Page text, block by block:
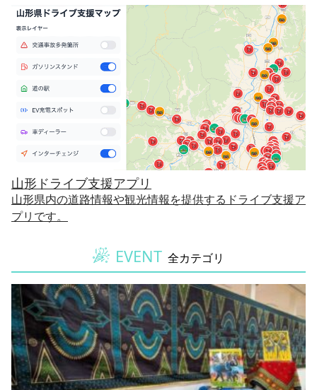
山形ドライブ支援アプリ
山形県内の道路情報や観光情報を提供するドライブ支援ア
プリです。
EVENT 全カテゴリ